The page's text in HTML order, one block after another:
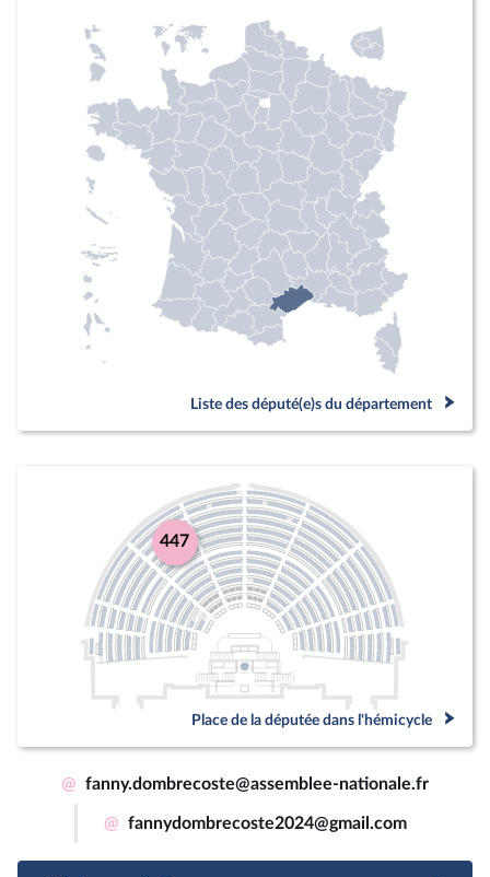
Liste des député(e)s du département
447
Place de la députée dans l'hémicycle
@ fanny.dombrecoste@assemblee-nationale.fr
@ fannydombrecoste2024@gmail.com